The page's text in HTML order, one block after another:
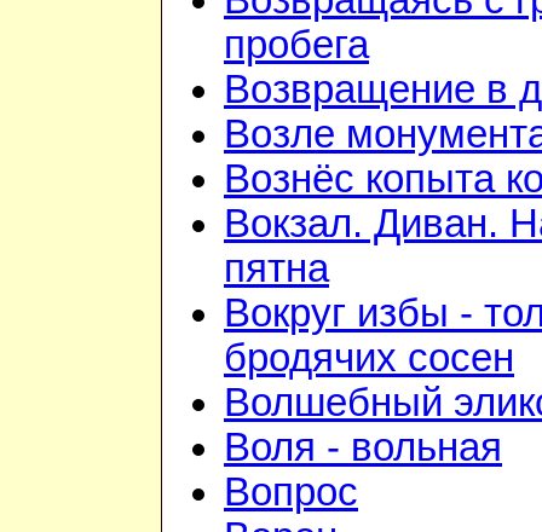
пробега
Возвращение в
Возле
Вознёс копыта
Вокзал. Диван.
пятна
Вокруг избы -
бродячих сосен
Волшебный
Воля - вольная
Вопрос